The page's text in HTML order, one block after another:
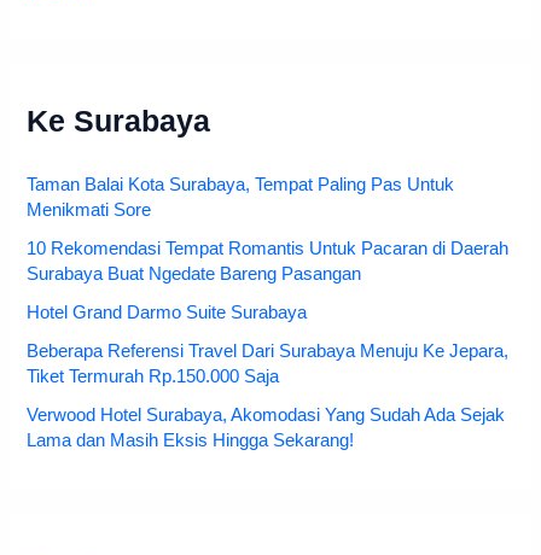
Ke Surabaya
Taman Balai Kota Surabaya, Tempat Paling Pas Untuk
Menikmati Sore
10 Rekomendasi Tempat Romantis Untuk Pacaran di Daerah
Surabaya Buat Ngedate Bareng Pasangan
Hotel Grand Darmo Suite Surabaya
Beberapa Referensi Travel Dari Surabaya Menuju Ke Jepara,
Tiket Termurah Rp.150.000 Saja
Verwood Hotel Surabaya, Akomodasi Yang Sudah Ada Sejak
Lama dan Masih Eksis Hingga Sekarang!